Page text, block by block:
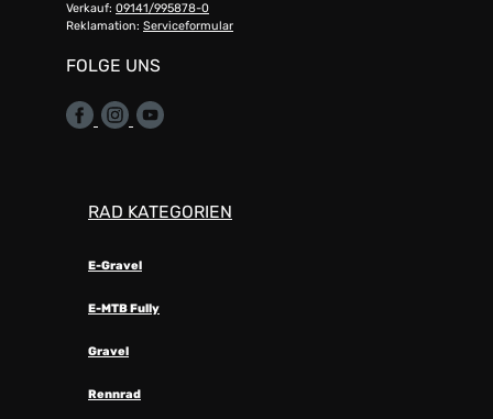
Verkauf: 09141/995878-0
Reklamation: Serviceformular
FOLGE UNS
RAD KATEGORIEN
E-Gravel
E-MTB Fully
Gravel
Rennrad